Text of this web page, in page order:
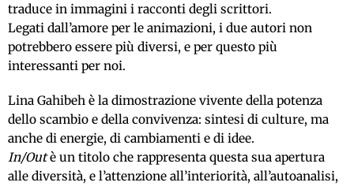
traduce in immagini i racconti degli scrittori.
Legati dall’amore per le animazioni, i due autori non
potrebbero essere più diversi, e per questo più
interessanti per noi.
Lina Gahibeh è la dimostrazione vivente della potenza
dello scambio e della convivenza: sintesi di culture, ma
anche di energie, di cambiamenti e di idee.
In/Outè un titolo che rappresenta questa sua apertura
alle diversità, e l’attenzione all’interiorità, all’autoanalisi,